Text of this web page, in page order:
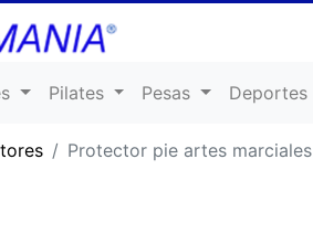
Pilates Pesas Deportes
Protector pie artes marciales